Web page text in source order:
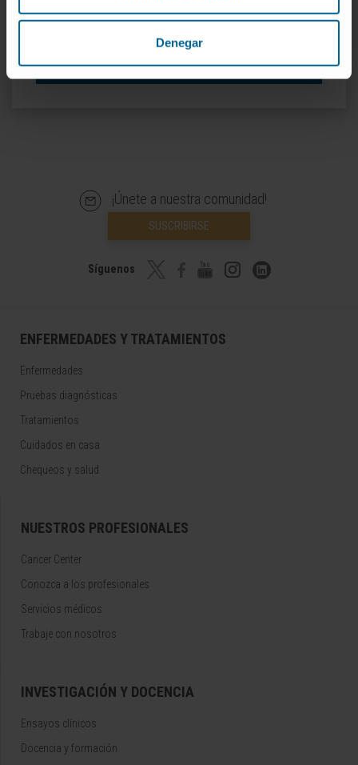
Denegar
Organismos científicos
Miembro de la Sociedad Española de
¡Únete a nuestra comunidad!
SUSCRIBIRSE
Síguenos
ENFERMEDADES Y TRATAMIENTOS
Enfermedades
Pruebas diagnósticas
Tratamientos
Cuidados en casa
Chequeos y salud
NUESTROS PROFESIONALES
Cancer Center
Conozca a los profesionales
Servicios médicos
Trabaje con nosotros
INVESTIGACIÓN Y DOCENCIA
Ensayos clínicos
Docencia y formación